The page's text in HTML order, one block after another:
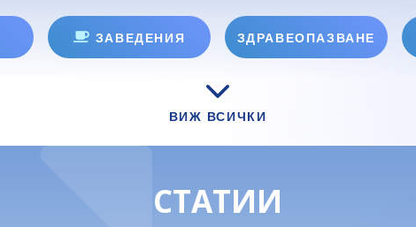
ЗАВЕДЕНИЯ ЗДРАВЕОПАЗВАНЕ
ВИЖ ВСИЧКИ
СТАТИИ